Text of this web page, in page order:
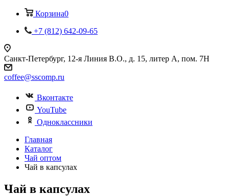
Корзина0
+7 (812) 642-09-65
Санкт-Петербург, 12-я Линия В.О., д. 15, литер А, пом. 7Н
coffee@sscomp.ru
Вконтакте
YouTube
Одноклассники
Главная
Каталог
Чай оптом
Чай в капсулах
Чай в капсулах